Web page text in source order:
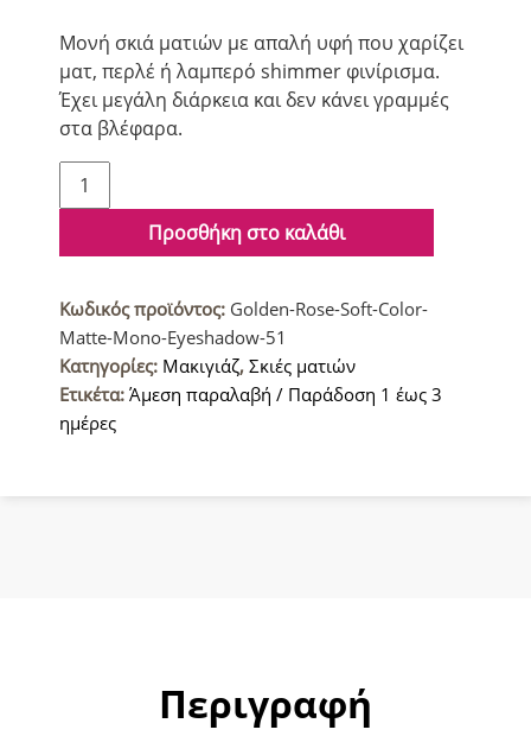
Μονή σκιά ματιών με απαλή υφή που χαρίζει
ματ, περλέ ή λαμπερό shimmer φινίρισμα.
Έχει μεγάλη διάρκεια και δεν κάνει γραμμές
στα βλέφαρα.
Golden
Rose
Color
Mono
Σκιά
ματιών
51
ποσότητα
Προσθήκη στο καλάθι
Κωδικός προϊόντος: Golden-Rose-Soft-Color-
Matte-Mono-Eyeshadow-51
Κατηγορίες: Μακιγιάζ, Σκιές ματιών
Ετικέτα: Άμεση παραλαβή / Παράδοση 1 έως 3
ημέρες
Περιγραφή